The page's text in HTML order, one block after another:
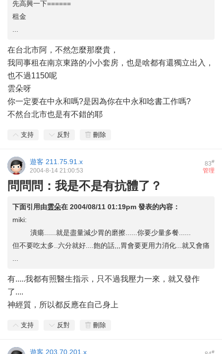
先高興一下======
租金
在台北市阿，不然怎麼那麼貴，
我同事租在南京東路的小小套房，也是啥都有還獨立出入，
也不過1150呢
雲朵呀
你一定要在中永和嗎?是因為你在中永和唸書工作嗎?
不然台北市也是有不錯的耶
支持 反對 刪除
83#
遊客 211.75.91.x
管理
2004-8-14 21:00:53
問問問：我是不是有抗體了？
下面引用由雲朵在 2004/08/11 01:19pm 發表的內容：
miki:
潰瘍......就是盡量減少胃的磨擦......你要少量多餐......
但不要吃太多..六分就好....飽的話,,,胃會要更用力消化...就又會痛
有.....我都有照醫生指示，只不過我壓力一來，就又發作
了....
神經質，所以都反應在自己身上
支持 反對 刪除
#
遊客 203.70.201.x